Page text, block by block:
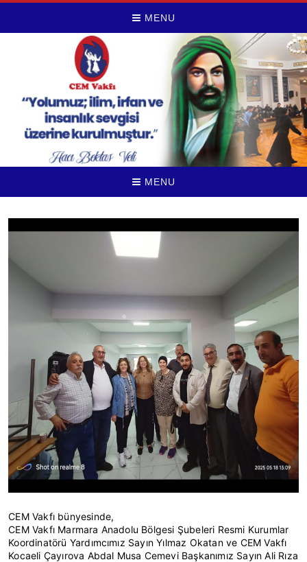
MENU
MENU
CEM Vakfı bünyesinde,
CEM Vakfı Marmara Anadolu Bölgesi Şubeleri Resmi Kurumlar
Koordinatörü Yardımcımız Sayın Yılmaz Okatan ve CEM Vakfı
Kocaeli Çayırova Abdal Musa Cemevi Başkanımız Sayın Ali Rıza